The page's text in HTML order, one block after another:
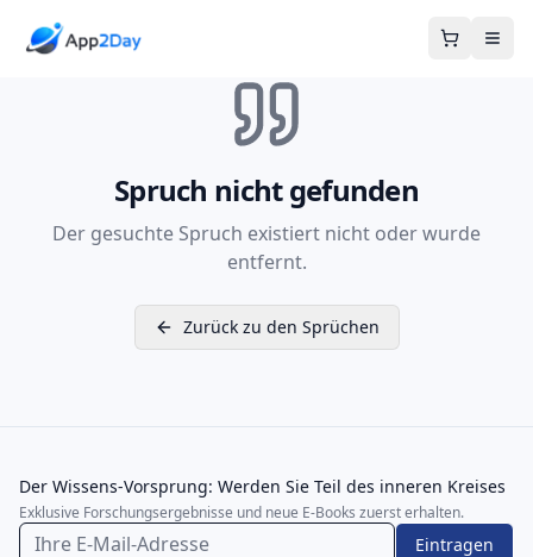
Spruch nicht gefunden
Der gesuchte Spruch existiert nicht oder wurde
entfernt.
Zurück zu den Sprüchen
Der Wissens-Vorsprung: Werden Sie Teil des inneren Kreises
Exklusive Forschungsergebnisse und neue E-Books zuerst erhalten.
Eintragen